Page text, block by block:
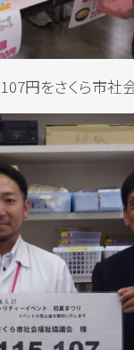
円をさくら市